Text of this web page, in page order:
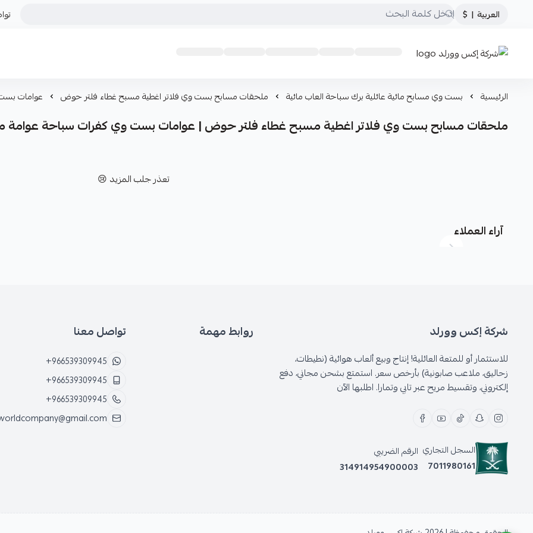
العربية |
$
شركة إكس وورلد
الرئيسية بست وي مسابح مائية عائلية برك سباحة العاب مائية ملحقات مسابح بست وي فلاتر اغطية مسبح غطاء فلتر حوض عوامات
ملحقات مسابح بست وي فلاتر اغطية مسبح غطاء فلتر حوض | عوامات بست وي كفرات سباحة عوامة
تعذر جلب المزيد 😢
آراء العملاء
شركة إكس وورلد
للاستثمار أو للمتعة العائلية! إنتاج وبيع ألعاب هوائية (نطيطات،
زحاليق، ملاعب صابونية) بأرخص سعر. استمتع بشحن مجاني، دفع
إلكتروني، وتقسيط مريح عبر تابي وتمارا. اطلبها الآن
السجل التجاري
7011980161
الرقم الضريبي
314914954900003
روابط مهمة تواصل معنا
+966539309945
+966539309945
+966539309945